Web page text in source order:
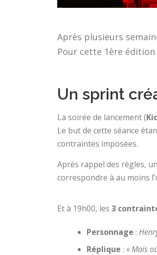
Après plusieurs
Pour cette 1ère édition
Un sprint
La soirée de lancement (
Le but de cette séance
contraintes imposées.
Après rappel des règles,
correspondre à au moins
Et à 19h00, les 3
Personnage :
Réplique : « Mais